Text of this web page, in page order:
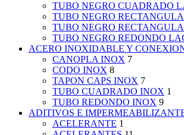
TUBO NEGRO CUADRADO
TUBO NEGRO
TUBO NEGRO
TUBO NEGRO REDONDO
ACERO INOXIDABLE Y
CANOPLA INOX 7
CODO INOX 8
TAPON CAPS INOX 7
TUBO CUADRADO INOX 1
TUBO REDONDO INOX 9
ADITIVOS E
ACELERANTE 1